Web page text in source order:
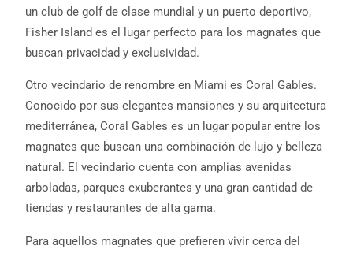
un club de golf de clase mundial y un puerto deportivo,
Fisher Island es el lugar perfecto para los magnates que
buscan privacidad y exclusividad.
Otro vecindario de renombre en Miami es Coral Gables.
Conocido por sus elegantes mansiones y su arquitectura
mediterránea, Coral Gables es un lugar popular entre los
magnates que buscan una combinación de lujo y belleza
natural. El vecindario cuenta con amplias avenidas
arboladas, parques exuberantes y una gran cantidad de
tiendas y restaurantes de alta gama.
Para aquellos magnates que prefieren vivir cerca del